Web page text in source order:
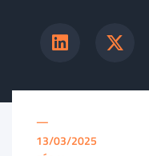
—
13/03/2025